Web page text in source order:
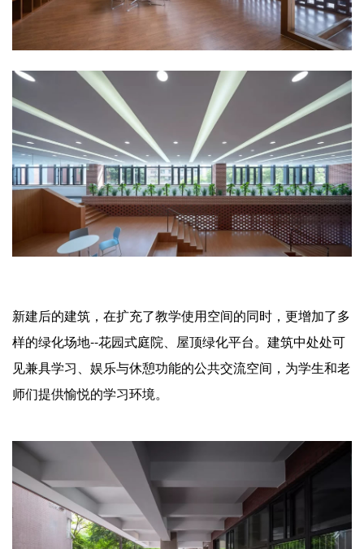
新建后的建筑，在扩充了教学使用空间的同时，更增加了多
样的绿化场地--花园式庭院、屋顶绿化平台。建筑中处处可
见兼具学习、娱乐与休憩功能的公共交流空间，为学生和老
师们提供愉悦的学习环境。